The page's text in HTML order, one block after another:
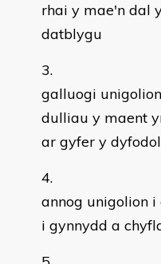
rhai y mae'n dal
datblygu
galluogi
dulliau y maent
ar gyfer y dyfodol
annog unigolion
i gynnydd a